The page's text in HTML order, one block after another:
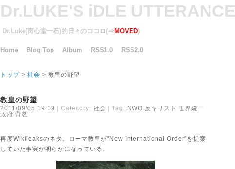
Dr.LUKE'S iDLE UTTERANCE
Dr.Luke(靑心堂一石)的日々のココロ(⇒ MOVED)
Home Blog Top Album RSS1.0 RSS2.0
トップ > 社会 > 教皇の野望
教皇の野望
2011/09/05 19:19 Category: 社会 Tag: NWO 反キリスト 世界統一
政府 背教
再度Wikileaksのネタ。ローマ教皇が"New International Order"を提案
していた事実が明らかになっている。